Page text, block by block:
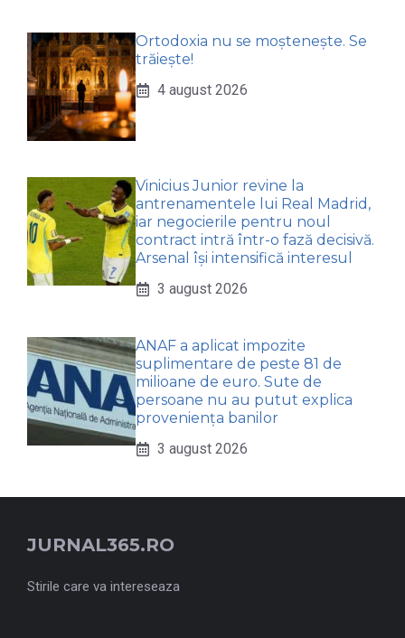
Ortodoxia nu se moștenește. Se
trăiește!
4 august 2026
Vinicius Junior revine la
antrenamentele lui Real Madrid,
iar negocierile pentru noul
contract intră într-o fază decisivă.
Arsenal își intensifică interesul
3 august 2026
ANAF a aplicat impozite
suplimentare de peste 81 de
milioane de euro. Sute de
persoane nu au putut explica
proveniența banilor
3 august 2026
JURNAL365.RO
Stirile care va intereseaza